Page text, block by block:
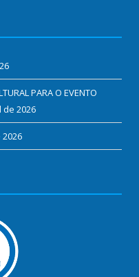
PARA O EVENTO
de 2026